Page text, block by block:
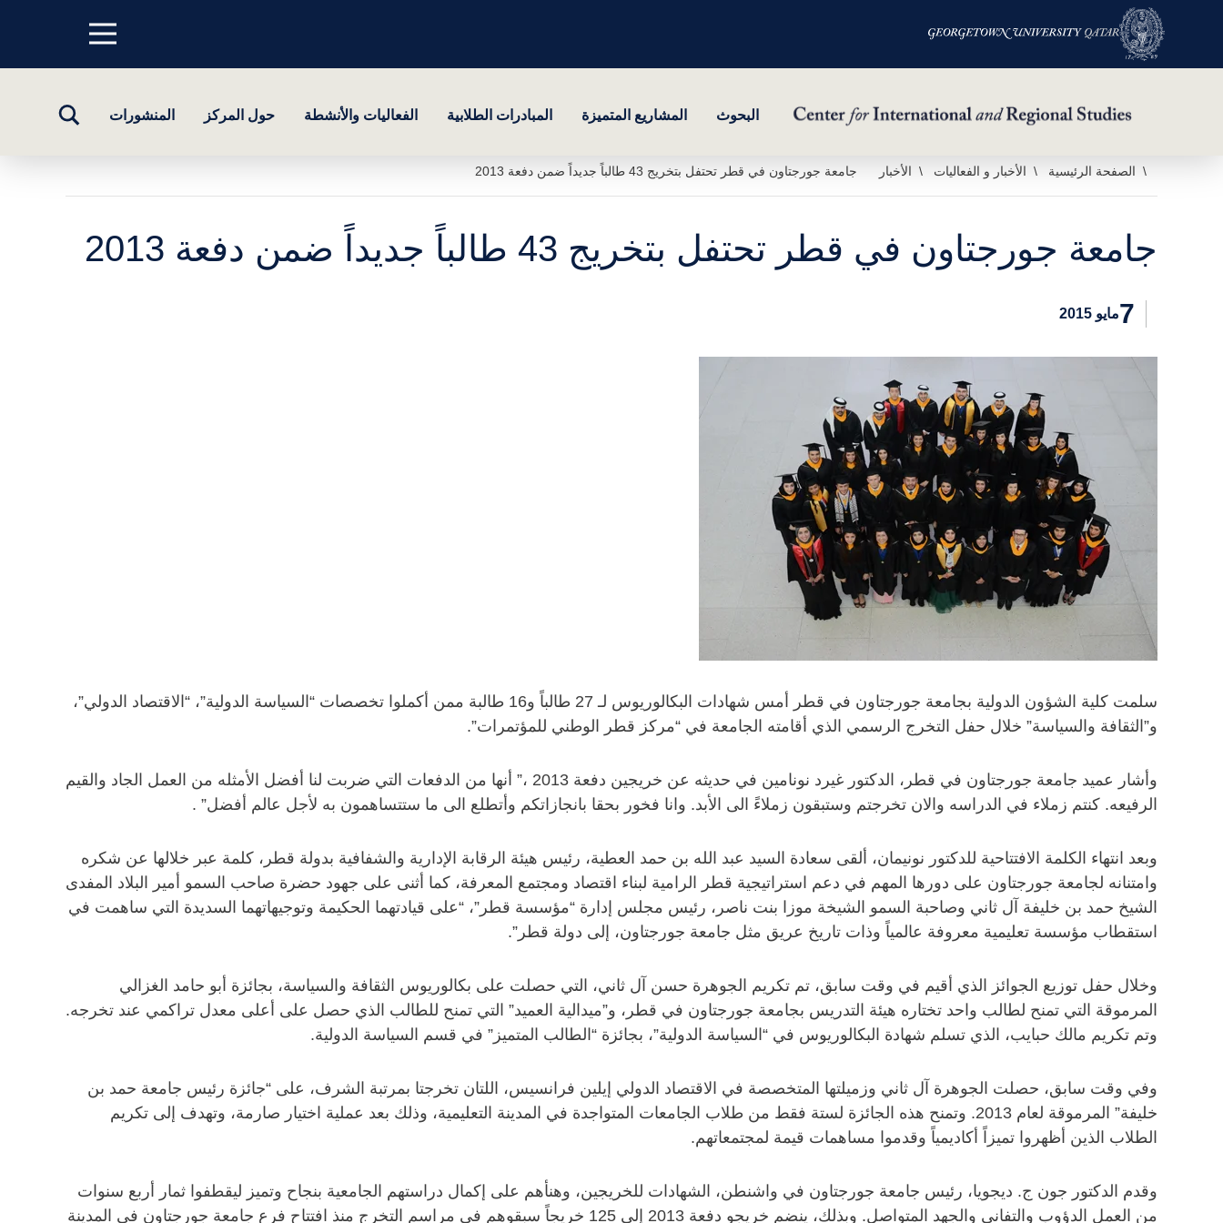
Menu
top
البحوث المشاريع المتميزة المبادرات الطلابية الفعاليات والأنشطة حول المركز المنشورات
تبديل
الصفحة الرئيسية الأخبار و الفعاليات الأخبار جامعة جورجتاون في قطر تحتفل بتخريج 43 طالباً جديداً ضمن دفعة 2013
جامعة جورجتاون في قطر تحتفل بتخريج 43 طالباً جديداً ضمن دفعة 2013
7مايو 2015
سلمت كلية الشؤون الدولية بجامعة جورجتاون في قطر أمس شهادات البكالوريوس لـ 27 طالباً و16 طالبة ممن أكملوا تخصصات “السياسة الدولية”، “الاقتصاد الدولي”،
و”الثقافة والسياسة” خلال حفل التخرج الرسمي الذي أقامته الجامعة في “مركز قطر الوطني للمؤتمرات”.
وأشار عميد جامعة جورجتاون في قطر، الدكتور غيرد نونامين في حديثه عن خريجين دفعة 2013 ،” أنها من الدفعات التي ضربت لنا أفضل الأمثله من العمل الجاد والقيم
الرفيعه. كنتم زملاء في الدراسه والان تخرجتم وستبقون زملاءً الى الأبد. وانا فخور بحقا بانجازاتكم وأتطلع الى ما ستتساهمون به لأجل عالم أفضل” .
وبعد انتهاء الكلمة الافتتاحية للدكتور نونيمان، ألقى سعادة السيد عبد الله بن حمد العطية، رئيس هيئة الرقابة الإدارية والشفافية بدولة قطر، كلمة عبر خلالها عن شكره
وامتنانه لجامعة جورجتاون على دورها المهم في دعم استراتيجية قطر الرامية لبناء اقتصاد ومجتمع المعرفة، كما أثنى على جهود حضرة صاحب السمو أمير البلاد المفدى
الشيخ حمد بن خليفة آل ثاني وصاحبة السمو الشيخة موزا بنت ناصر، رئيس مجلس إدارة “مؤسسة قطر”، “على قيادتهما الحكيمة وتوجيهاتهما السديدة التي ساهمت في
استقطاب مؤسسة تعليمية معروفة عالمياً وذات تاريخ عريق مثل جامعة جورجتاون، إلى دولة قطر”.
وخلال حفل توزيع الجوائز الذي أقيم في وقت سابق، تم تكريم الجوهرة حسن آل ثاني، التي حصلت على بكالوريوس الثقافة والسياسة، بجائزة أبو حامد الغزالي
المرموقة التي تمنح لطالب واحد تختاره هيئة التدريس بجامعة جورجتاون في قطر، و”ميدالية العميد” التي تمنح للطالب الذي حصل على أعلى معدل تراكمي عند تخرجه.
وتم تكريم مالك حبايب، الذي تسلم شهادة البكالوريوس في “السياسة الدولية”، بجائزة “الطالب المتميز” في قسم السياسة الدولية.
وفي وقت سابق، حصلت الجوهرة آل ثاني وزميلتها المتخصصة في الاقتصاد الدولي إيلين فرانسيس، اللتان تخرجتا بمرتبة الشرف، على “جائزة رئيس جامعة حمد بن
خليفة” المرموقة لعام 2013. وتمنح هذه الجائزة لستة فقط من طلاب الجامعات المتواجدة في المدينة التعليمية، وذلك بعد عملية اختيار صارمة، وتهدف إلى تكريم
الطلاب الذين أظهروا تميزاً أكاديمياً وقدموا مساهمات قيمة لمجتمعاتهم.
وقدم الدكتور جون ج. ديجويا، رئيس جامعة جورجتاون في واشنطن، الشهادات للخريجين، وهنأهم على إكمال دراستهم الجامعية بنجاح وتميز ليقطفوا ثمار أربع سنوات
من العمل الدؤوب والتفاني والجهد المتواصل. وبذلك، ينضم خريجو دفعة 2013 إلى 125 خريجاً سبقوهم في مراسم التخرج منذ افتتاح فرع جامعة جورجتاون في المدينة